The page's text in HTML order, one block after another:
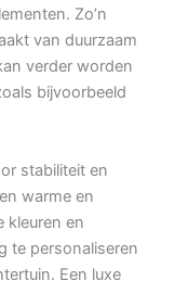
Zo’n
van duurzaam
verder worden
bijvoorbeeld
stabiliteit en
warme en
kleuren en
te personaliseren
Een luxe